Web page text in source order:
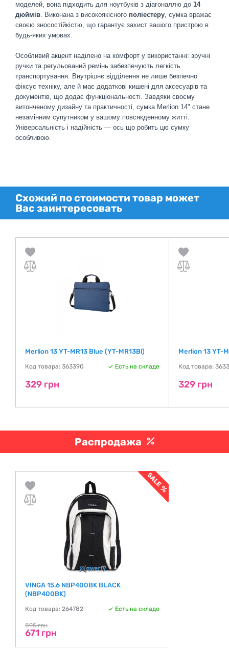
моделей, вона підходить для ноутбуків з діагоналлю до 14
дюймів. Виконана з високоякісного поліестеру, сумка вражає
своєю зносостійкістю, що гарантує захист вашого пристрою в
будь-яких умовах.
Особливий акцент наділено на комфорт у використанні: зручні
ручки та регульований ремінь забезпечують легкість
транспортування. Внутрішнє відділення не лише безпечно
фіксує техніку, але й має додаткові кишені для аксесуарів та
документів, що додає функціональності. Завдяки своєму
витонченому дизайну та практичності, сумка Merlion 14" стане
незамінним супутником у вашому повсякденному житті.
Універсальність і надійність — ось що робить цю сумку
особливою.
Схожий по стоимости товар может
Вас заинтересовать
Merlion 13 YT-MR13 Blue (YT-MR13Bl)
Код товара: 363390 Есть на складе
329 грн
Merlion 13 YT-
Код товара:
329 грн
Распродажа
VINGA 15.6 NBP400BK BLACK
(NBP400BK)
Код товара: 264782 Есть на складе
895 грн
671 грн